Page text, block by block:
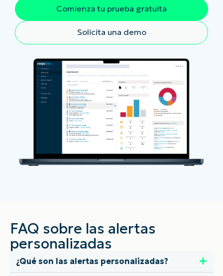
Comienza tu prueba gratuita
Solicita una demo
FAQ sobre las alertas
personalizadas
¿Qué son las alertas personalizadas?